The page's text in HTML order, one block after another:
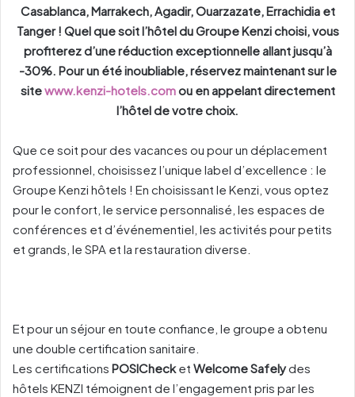
Casablanca, Marrakech, Agadir, Ouarzazate, Errachidia et
Tanger ! Quel que soit l’hôtel du Groupe Kenzi choisi, vous
profiterez d’une réduction exceptionnelle allant jusqu’à
-30%. Pour un été inoubliable, réservez maintenant sur le
sitewww.kenzi-hotels.comou en appelant directement
l’hôtel de votre choix.
Que ce soit pour des vacances ou pour un déplacement
professionnel, choisissez l’unique label d’excellence : le
Groupe Kenzi hôtels ! En choisissant le Kenzi, vous optez
pour le confort, le service personnalisé, les espaces de
conférences et d’événementiel, les activités pour petits
et grands, le SPA et la restauration diverse.
Et pour un séjour en toute confiance, le groupe a obtenu
une double certification sanitaire.
Les certifications POSIChecket Welcome Safelydes
hôtels KENZI témoignent de l’engagement pris par les